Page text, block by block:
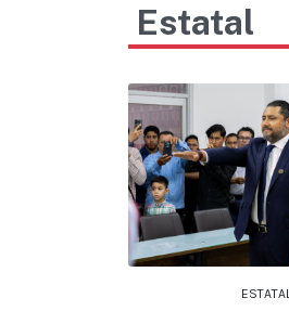
Estatal
ESTATAL